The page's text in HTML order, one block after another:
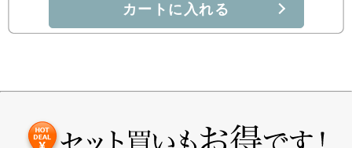
カートに入れる